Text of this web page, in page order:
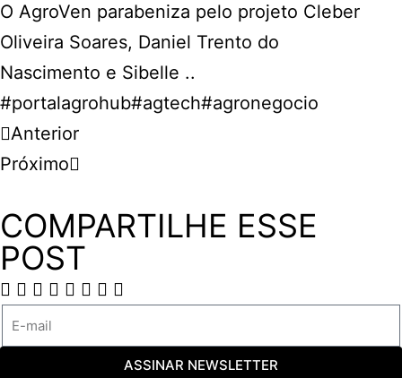
O AgroVen parabeniza pelo projeto Cleber
Oliveira Soares, Daniel Trento do
Nascimento e Sibelle ..
#portalagrohub#agtech#agronegocio
Anterior
Próximo
COMPARTILHE ESSE
POST
ASSINAR NEWSLETTER